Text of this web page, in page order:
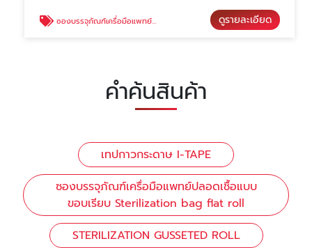
ซองบรรจุภัณฑ์เครื่อมือแพทย์ปลอดเชื้อแบบขอบเรียบ Sterilization bag flat roll ดูรายละเอียด
คำค้นสินค้า
เทปกาวกระดาษ I-TAPE
ซองบรรจุภัณฑ์เครื่อมือแพทย์ปลอดเชื้อแบบ
ขอบเรียบ Sterilization bag flat roll
STERILIZATION GUSSETED ROLL